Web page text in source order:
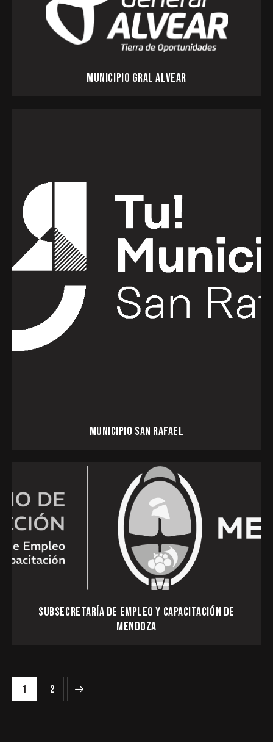
MUNICIPIO GRAL ALVEAR
MUNICIPIO SAN RAFAEL
SUBSECRETARÍA DE EMPLEO Y CAPACITACIÓN DE
MENDOZA
PAGINACIÓN
DE
Page
1 Page
2